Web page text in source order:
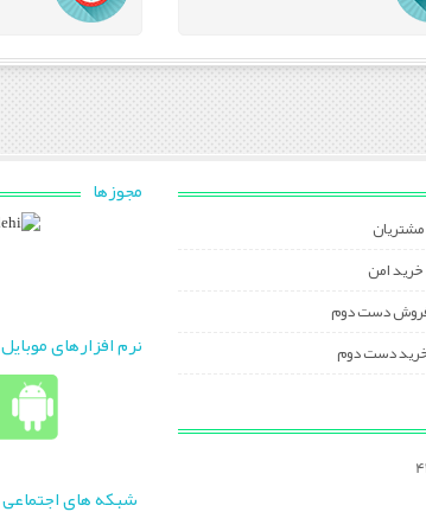
امن
دست دوم
دست دوم
مجوزها
نرم افزارهای موبایل
شبکه های اجتماعی